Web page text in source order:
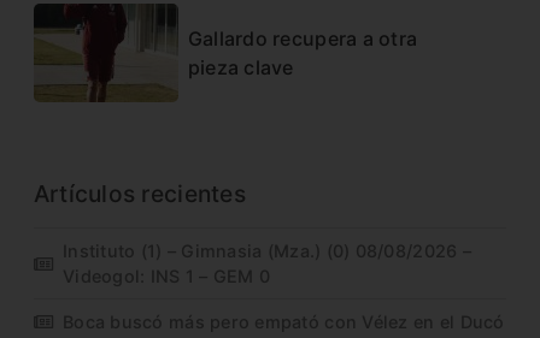
Gallardo recupera a otra
pieza clave
Artículos recientes
Instituto (1) – Gimnasia (Mza.) (0) 08/08/2026 –
Videogol: INS 1 – GEM 0
Boca buscó más pero empató con Vélez en el Ducó